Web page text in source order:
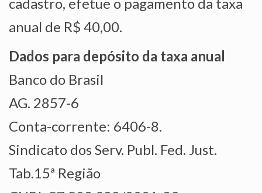
SÃO JOSÉ DOS CAMPOS
SÃO JOSÉ DO RIO PRETO
anual de R$ 40,00.
Dados para depósito da taxa anual
Banco do Brasil
AG. 2857-6
Conta-corrente: 6406-8.
Sindicato dos Serv. Publ. Fed. Just.
Tab.15ª Região